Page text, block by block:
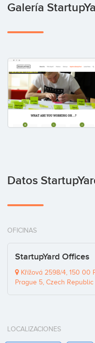
Galería
Datos
OFICINAS
StartupYard Offices
Křížová 2598/4, 150 00
Prague 5, Czech Republic
LOCALIZACIONES